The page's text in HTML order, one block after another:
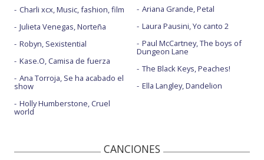
Charli xcx, Music, fashion, film
Julieta Venegas, Norteña
Robyn, Sexistential
Kase.O, Camisa de fuerza
Ana Torroja, Se ha acabado el
show
Holly Humberstone, Cruel
world
Ariana Grande, Petal
Laura Pausini, Yo canto 2
Paul McCartney, The boys of
Dungeon Lane
The Black Keys, Peaches!
Ella Langley, Dandelion
CANCIONES